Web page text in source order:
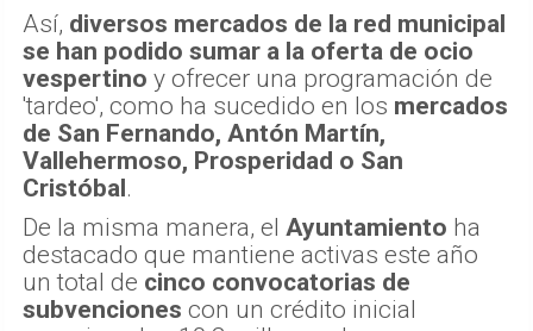
Así, diversos mercados de la red municipal
se han podido sumar a la oferta de ocio
vespertino y ofrecer una programación de
'tardeo', como ha sucedido en los mercados
de San Fernando, Antón Martín,
Vallehermoso, Prosperidad o San
Cristóbal.
De la misma manera, el Ayuntamiento ha
destacado que mantiene activas este año
un total de cinco convocatorias de
subvenciones con un crédito inicial